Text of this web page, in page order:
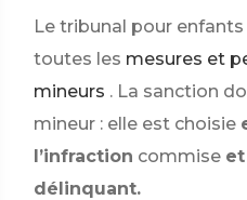
Le tribunal pour
toutes les mesures et
mineurs . La sanction
mineur : elle est choisie
l’infraction commise
délinquant.